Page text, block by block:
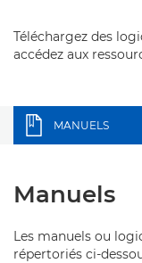
Téléchargez des
accédez aux
MANUELS
Manuels
Les manuels ou
répertoriés ci-